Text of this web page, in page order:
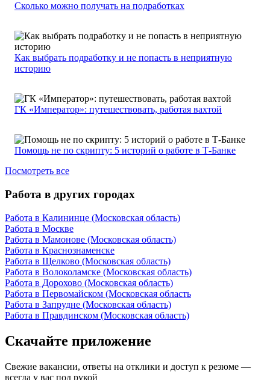
Сколько можно получать на подработках
Как выбрать подработку и не попасть в неприятную
историю
ГК «Император»: путешествовать, работая вахтой
Помощь не по скрипту: 5 историй о работе в Т-Банке
Посмотреть все
Работа в других городах
Работа в Калининце (Московская область)
Работа в Москве
Работа в Мамонове (Московская область)
Работа в Краснознаменске
Работа в Щелково (Московская область)
Работа в Волоколамске (Московская область)
Работа в Дорохово (Московская область)
Работа в Первомайском (Московская область
Работа в Запрудне (Московская область)
Работа в Правдинском (Московская область)
Скачайте приложение
Свежие вакансии, ответы на отклики и доступ к резюме —
всегда у вас под рукой